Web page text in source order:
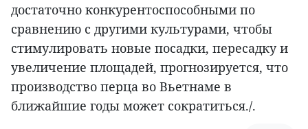
достаточно конкурентоспособными по
сравнению с другими культурами, чтобы
стимулировать новые посадки, пересадку и
увеличение площадей, прогнозируется, что
производство перца во Вьетнаме в
ближайшие годы может сократиться./.